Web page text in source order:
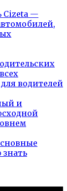
Cizeta —
водителей
и